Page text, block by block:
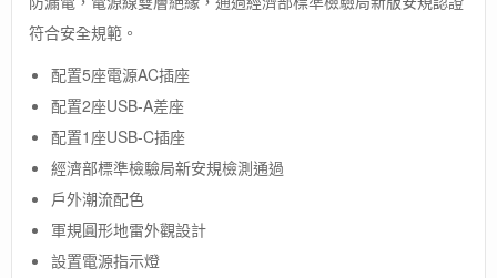
USB
/
延
長
(1.8m)
(兩
色
選)
符合安全規範。
配置5座電源AC插座
配置2座USB-A差座
配置1座USB-C插座
經濟部標準檢驗局新安規檢測通過
戶外潮流配色
軍規圓形地雷外觀設計
設置電源指示燈